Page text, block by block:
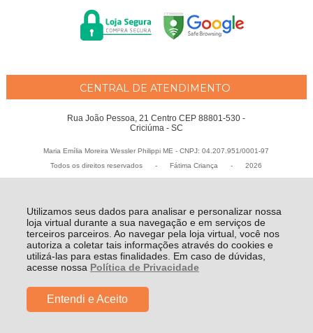
Utilizamos seus dados para analisar e personalizar nossa
loja virtual durante a sua navegação e em serviços de
terceiros parceiros. Ao navegar pela loja virtual, você nos
autoriza a coletar tais informações através do cookies e
utilizá-las para estas finalidades. Em caso de dúvidas,
acesse nossa Política de Privacidade
Entendi e Aceito
CENTRAL DE ATENDIMENTO
Rua João Pessoa, 21 Centro CEP 88801-530 -
Criciúma - SC
Maria Emília Moreira Wessler Philippi ME - CNPJ: 04.207.951/0001-97
Todos os direitos reservados
- Fátima Criança - 2026
R$ 49,99